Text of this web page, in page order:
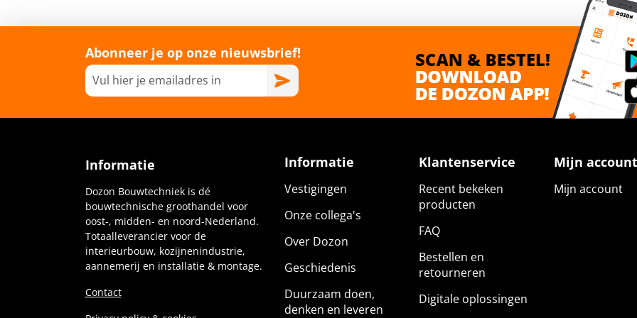
Abonneer je op onze nieuwsbrief!
Informatie
Dozon Bouwtechniek is dé
bouwtechnische groothandel voor
oost-, midden- en noord-Nederland.
Totaalleverancier voor de
interieurbouw, kozijnenindustrie,
aannemerij en installatie & montage.
Contact
Informatie
Vestigingen
Onze collega's
Over Dozon
Geschiedenis
Duurzaam doen,
denken en leveren
Klantenservice
Recent bekeken
producten
FAQ
Bestellen en
retourneren
Digitale oplossingen
Mijn account
Mijn account